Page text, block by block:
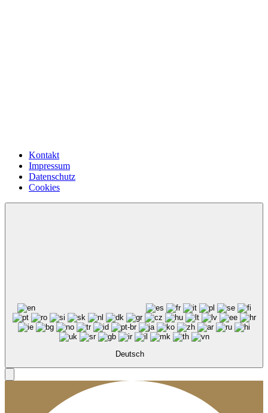
Kontakt
Impressum
Datenschutz
Cookies
Deutsch